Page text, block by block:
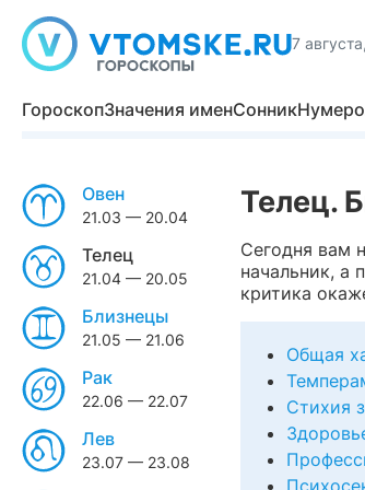
7
ГороскопЗначения именСонник
Овен
21.03 — 20.04
Телец
21.04 — 20.05
Близнецы
21.05 — 21.06
Рак
22.06 — 22.07
Лев
23.07 — 23.08
Телец.
Сегодня вам
начальник, а
критика
Общая
Стихия